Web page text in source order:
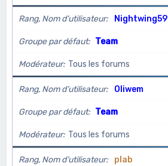
Rang, Nom d’utilisateur Nightwing59
Groupe par défaut Team
Modérateur Tous les forums
Rang, Nom d’utilisateur Oliwem
Groupe par défaut Team
Modérateur Tous les forums
Rang, Nom d’utilisateur plab